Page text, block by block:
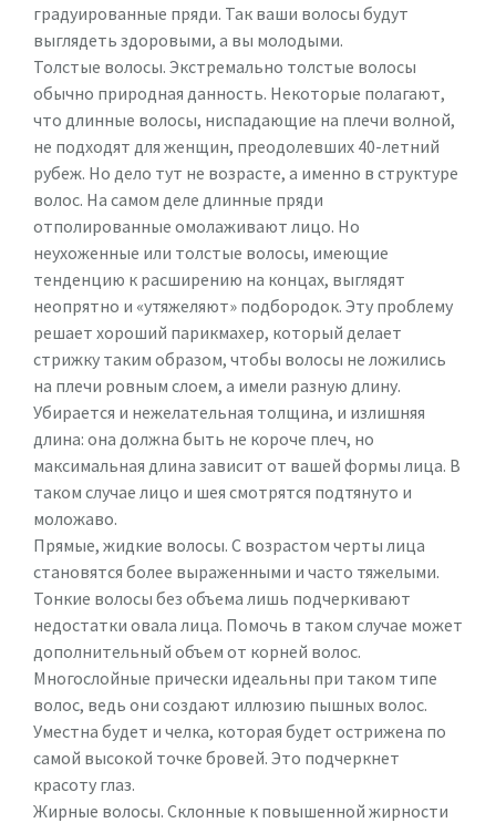
градуированные пряди. Так ваши волосы будут
выглядеть здоровыми, а вы молодыми.
Толстые волосы. Экстремально толстые волосы
обычно природная данность. Некоторые полагают,
что длинные волосы, ниспадающие на плечи волной,
не подходят для женщин, преодолевших 40-летний
рубеж. Но дело тут не возрасте, а именно в структуре
волос. На самом деле длинные пряди
отполированные омолаживают лицо. Но
неухоженные или толстые волосы, имеющие
тенденцию к расширению на концах, выглядят
неопрятно и «утяжеляют» подбородок. Эту проблему
решает хороший парикмахер, который делает
стрижку таким образом, чтобы волосы не ложились
на плечи ровным слоем, а имели разную длину.
Убирается и нежелательная толщина, и излишняя
длина: она должна быть не короче плеч, но
максимальная длина зависит от вашей формы лица. В
таком случае лицо и шея смотрятся подтянуто и
моложаво.
Прямые, жидкие волосы. С возрастом черты лица
становятся более выраженными и часто тяжелыми.
Тонкие волосы без объема лишь подчеркивают
недостатки овала лица. Помочь в таком случае может
дополнительный объем от корней волос.
Многослойные прически идеальны при таком типе
волос, ведь они создают иллюзию пышных волос.
Уместна будет и челка, которая будет острижена по
самой высокой точке бровей. Это подчеркнет
красоту глаз.
Жирные волосы. Склонные к повышенной жирности